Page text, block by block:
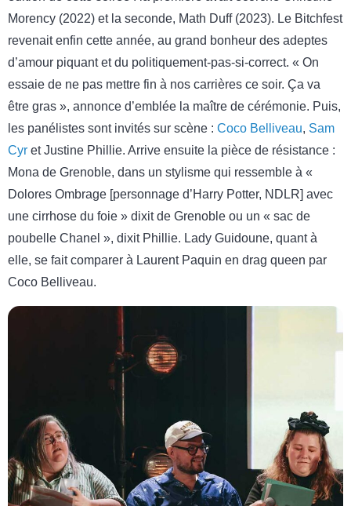
Morency (2022) et la seconde, Math Duff (2023). Le Bitchfest
revenait enfin cette année, au grand bonheur des adeptes
d’amour piquant et du politiquement-pas-si-correct. « On
essaie de ne pas mettre fin à nos carrières ce soir. Ça va
être gras », annonce d’emblée la maître de cérémonie. Puis,
les panélistes sont invités sur scène : Coco Belliveau, Sam
Cyr et Justine Phillie. Arrive ensuite la pièce de résistance :
Mona de Grenoble, dans un stylisme qui ressemble à «
Dolores Ombrage [personnage d’Harry Potter, NDLR] avec
une cirrhose du foie » dixit de Grenoble ou un « sac de
poubelle Chanel », dixit Phillie. Lady Guidoune, quant à
elle, se fait comparer à Laurent Paquin en drag queen par
Coco Belliveau.